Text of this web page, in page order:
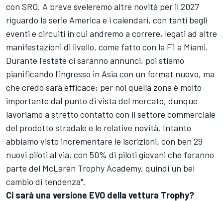
con SRO. A breve sveleremo altre novità per il 2027
riguardo la serie America e i calendari, con tanti begli
eventi e circuiti in cui andremo a correre, legati ad altre
manifestazioni di livello, come fatto con la F1 a Miami.
Durante l'estate ci saranno annunci, poi stiamo
pianificando l'ingresso in Asia con un format nuovo, ma
che credo sarà efficace; per noi quella zona è molto
importante dal punto di vista del mercato, dunque
lavoriamo a stretto contatto con il settore commerciale
del prodotto stradale e le relative novità. Intanto
abbiamo visto incrementare le iscrizioni, con ben 29
nuovi piloti al via, con 50% di piloti giovani che faranno
parte del McLaren Trophy Academy, quindi un bel
cambio di tendenza".
Ci sarà una versione EVO della vettura Trophy?